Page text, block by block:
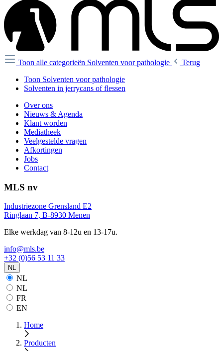
Toon alle categorieën Solventen voor pathologie
Terug
Toon Solventen voor pathologie
Solventen in jerrycans of flessen
Over ons
Nieuws & Agenda
Klant worden
Mediatheek
Veelgestelde vragen
Afkortingen
Jobs
Contact
MLS nv
Industriezone Grensland E2
Ringlaan 7, B-8930 Menen
Elke werkdag van 8-12u en 13-17u.
info@mls.be
+32 (0)56 53 11 33
NL
NL
NL
FR
EN
Home
Producten